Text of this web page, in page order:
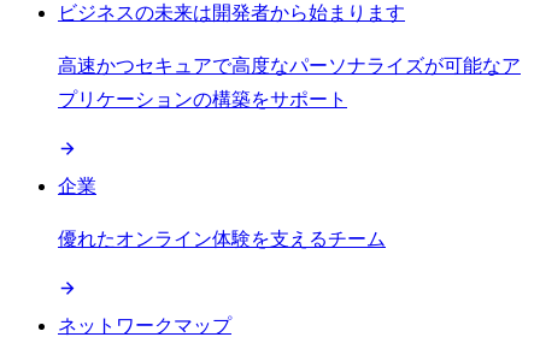
ビジネスの未来は開発者から始まります
高速かつセキュアで高度なパーソナライズが可能なア
プリケーションの構築をサポート
企業
優れたオンライン体験を支えるチーム
ネットワークマップ